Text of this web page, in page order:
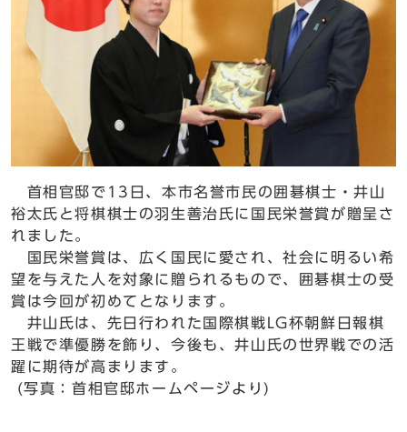
首相官邸で13日、本市名誉市民の囲碁棋士・井山
裕太氏と将棋棋士の羽生善治氏に国民栄誉賞が贈呈さ
れました。
国民栄誉賞は、広く国民に愛され、社会に明るい希
望を与えた人を対象に贈られるもので、囲碁棋士の受
賞は今回が初めてとなります。
井山氏は、先日行われた国際棋戦LG杯朝鮮日報棋
王戦で準優勝を飾り、今後も、井山氏の世界戦での活
躍に期待が高まります。
(写真：首相官邸ホームページより)